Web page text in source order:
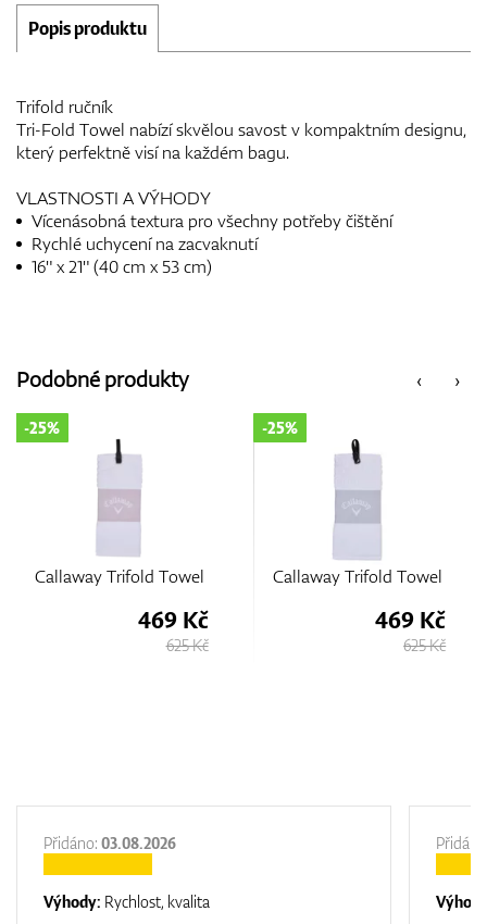
Popis produktu
Trifold ručník
Tri-Fold Towel nabízí skvělou savost v kompaktním designu,
který perfektně visí na každém bagu.
VLASTNOSTI A VÝHODY
Vícenásobná textura pro všechny potřeby čištění
Rychlé uchycení na zacvaknutí
16" x 21" (40 cm x 53 cm)
‹
Podobné produkty ›
Towel Callaway Trifold Towel Callaway
Přidáno: 03.08.2026
Výhody: Rychlost, kvalita